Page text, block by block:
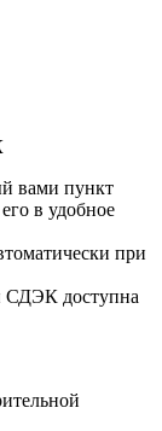
вами пункт
в удобное
при
СДЭК доступна